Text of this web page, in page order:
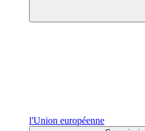
l'Union européenne